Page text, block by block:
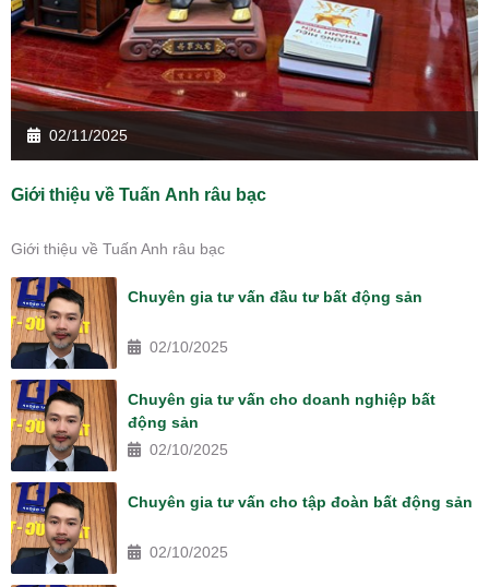
02/11/2025
Giới thiệu về Tuấn Anh râu bạc
Giới thiệu về Tuấn Anh râu bạc
Chuyên gia tư vấn đầu tư bất động sản
02/10/2025
Chuyên gia tư vấn cho doanh nghiệp bất
động sản
02/10/2025
Chuyên gia tư vấn cho tập đoàn bất động sản
02/10/2025